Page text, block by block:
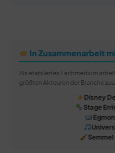
In Zusammenarbeit
Als etabliertes Fachmedium
größten Akteuren der Branche
Disney
Stage